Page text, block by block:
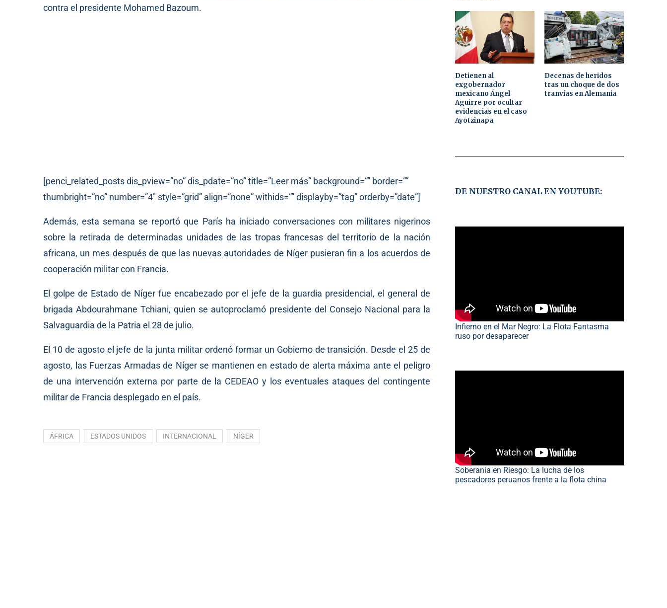
contra el presidente Mohamed Bazoum.
[penci_related_posts dis_pview=”no” dis_pdate=”no” title=”Leer más” background=”” border=””
thumbright=”no” number=”4″ style=”grid” align=”none” withids=”” displayby=”tag” orderby=”date”]
Además, esta semana se reportó que París ha iniciado conversaciones con militares nigerinos
sobre la retirada de determinadas unidades de las tropas francesas del territorio de la nación
africana, un mes después de que las nuevas autoridades de Níger pusieran fin a los acuerdos de
cooperación militar con Francia.
El golpe de Estado de Níger fue encabezado por el jefe de la guardia presidencial, el general de
brigada Abdourahmane Tchiani, quien se autoproclamó presidente del Consejo Nacional para la
Salvaguardia de la Patria el 28 de julio.
El 10 de agosto el jefe de la junta militar ordenó formar un Gobierno de transición. Desde el 25 de
agosto, las Fuerzas Armadas de Níger se mantienen en estado de alerta máxima ante el peligro
de una intervención externa por parte de la CEDEAO y los eventuales ataques del contingente
militar de Francia desplegado en el país.
ÁFRICA ESTADOS UNIDOS INTERNACIONAL NÍGER
Detienen al
exgobernador
mexicano Ángel
Aguirre por ocultar
evidencias en el caso
Ayotzinapa
Decenas de heridos
tras un choque de dos
tranvías en Alemania
DE NUESTRO CANAL EN YOUTUBE:
Infierno en el Mar Negro: La Flota Fantasma
ruso por desaparecer
Soberanía en Riesgo: La lucha de los
pescadores peruanos frente a la flota china